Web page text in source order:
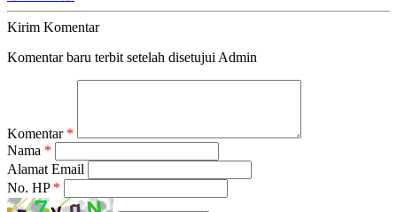
Kirim Komentar
Komentar baru terbit setelah disetujui Admin
Komentar *
Nama *
Alamat Email
No. HP *